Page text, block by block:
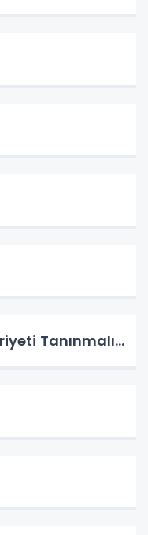
Tanınmalı…